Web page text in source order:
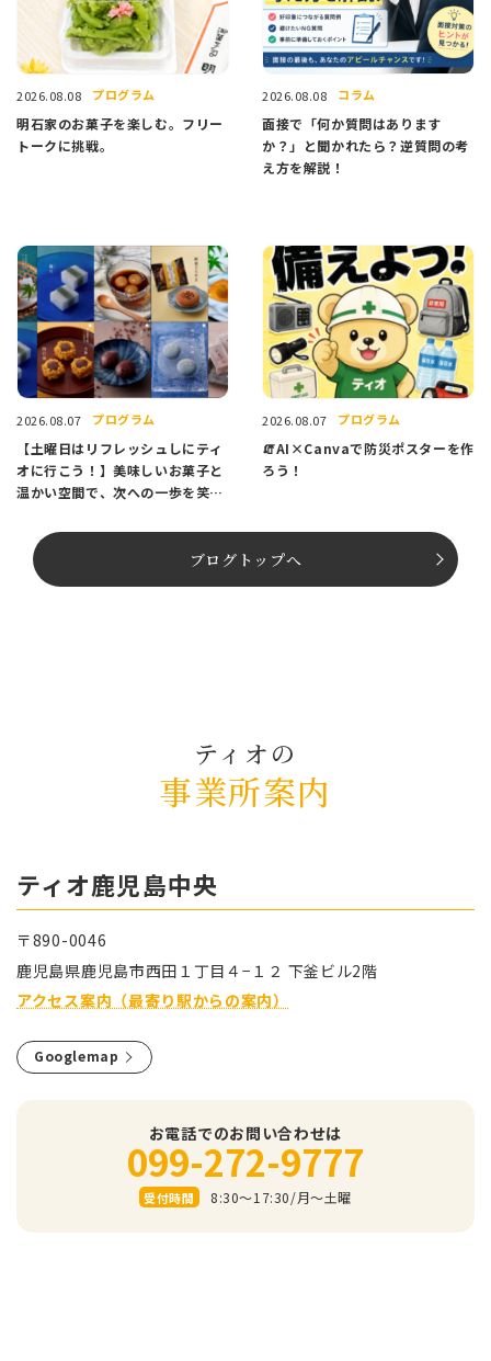
2026.08.08 プログラム
明石家のお菓子を楽しむ。フリー
トークに挑戦。
2026.08.08 コラム
面接で「何か質問はあります
か？」と聞かれたら？逆質問の考
え方を解説！
2026.08.07 プログラム
【土曜日はリフレッシュしにティ
オに行こう！】美味しいお菓子と
温かい空間で、次への一歩を笑顔
2026.08.07 プログラム
🧯AI×Canvaで防災ポスターを作
ろう！
ブログトップへ
ティオの
事業所案内
ティオ⿅児島中央
〒890-0046
⿅児島県⿅児島市⻄⽥１丁⽬４−１２ 下釜ビル2階
アクセス案内（最寄り駅からの案内）
Googlemap
お電話でのお問い合わせは
099-272-9777
受付時間 8:30～17:30/⽉〜⼟曜